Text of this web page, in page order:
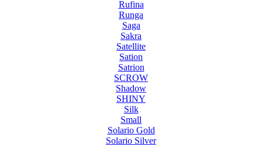
Rufina
Runga
Saga
Sakra
Satellite
Sation
Satrion
SCROW
Shadow
SHINY
Silk
Small
Solario Gold
Solario Silver